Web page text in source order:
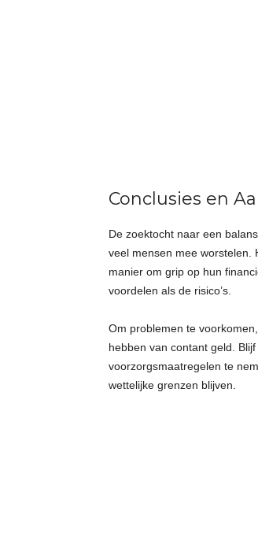
Conclusies en
De zoektocht naar een
veel mensen mee worstelen.
manier om grip op hun
voordelen als de risico’s.
Om problemen te
hebben van contant geld.
voorzorgsmaatregelen te
wettelijke grenzen blijven.